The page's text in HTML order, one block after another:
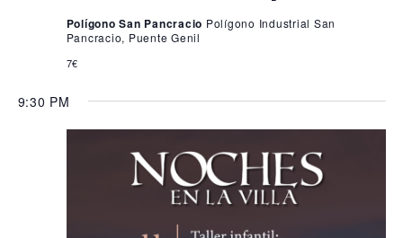
Polígono San Pancracio Polígono Industrial San
Pancracio, Puente Genil
7€
9:30 PM